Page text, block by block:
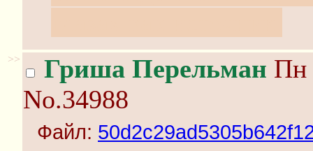
>> Гриша Перельман Пн
No.34988
Файл: